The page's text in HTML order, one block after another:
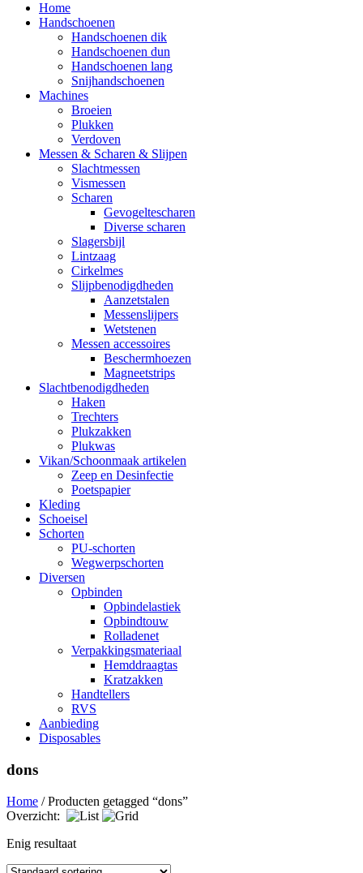
Home
Handschoenen
Handschoenen dik
Handschoenen dun
Handschoenen lang
Snijhandschoenen
Machines
Broeien
Plukken
Verdoven
Messen & Scharen & Slijpen
Slachtmessen
Vismessen
Scharen
Gevogeltescharen
Diverse scharen
Slagersbijl
Lintzaag
Cirkelmes
Slijpbenodigdheden
Aanzetstalen
Messenslijpers
Wetstenen
Messen accessoires
Beschermhoezen
Magneetstrips
Slachtbenodigdheden
Haken
Trechters
Plukzakken
Plukwas
Vikan/Schoonmaak artikelen
Zeep en Desinfectie
Poetspapier
Kleding
Schoeisel
Schorten
PU-schorten
Wegwerpschorten
Diversen
Opbinden
Opbindelastiek
Opbindtouw
Rolladenet
Verpakkingsmateriaal
Hemddraagtas
Kratzakken
Handtellers
RVS
Aanbieding
Disposables
dons
Home / Producten getagged “dons”
Overzicht:
Enig resultaat